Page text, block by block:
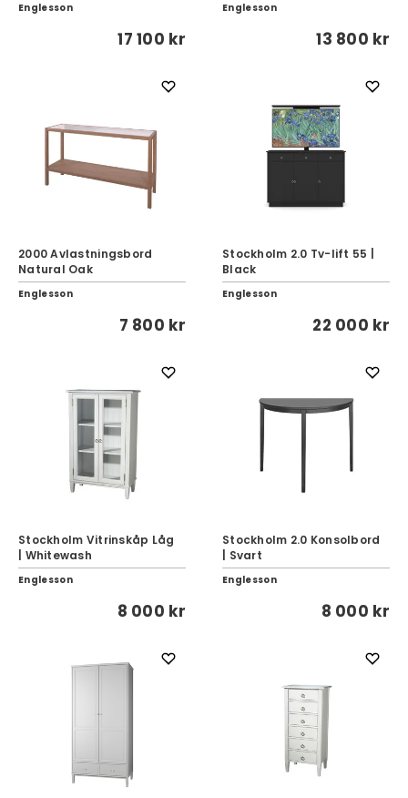
Englesson
17 100 kr
Englesson
13 800 kr
2000 Avlastningsbord
Natural Oak
Englesson
7 800 kr
Stockholm 2.0 Tv-lift 55 |
Black
Englesson
22 000 kr
Stockholm Vitrinskåp Låg
| Whitewash
Englesson
8 000 kr
Stockholm 2.0 Konsolbord
| Svart
Englesson
8 000 kr